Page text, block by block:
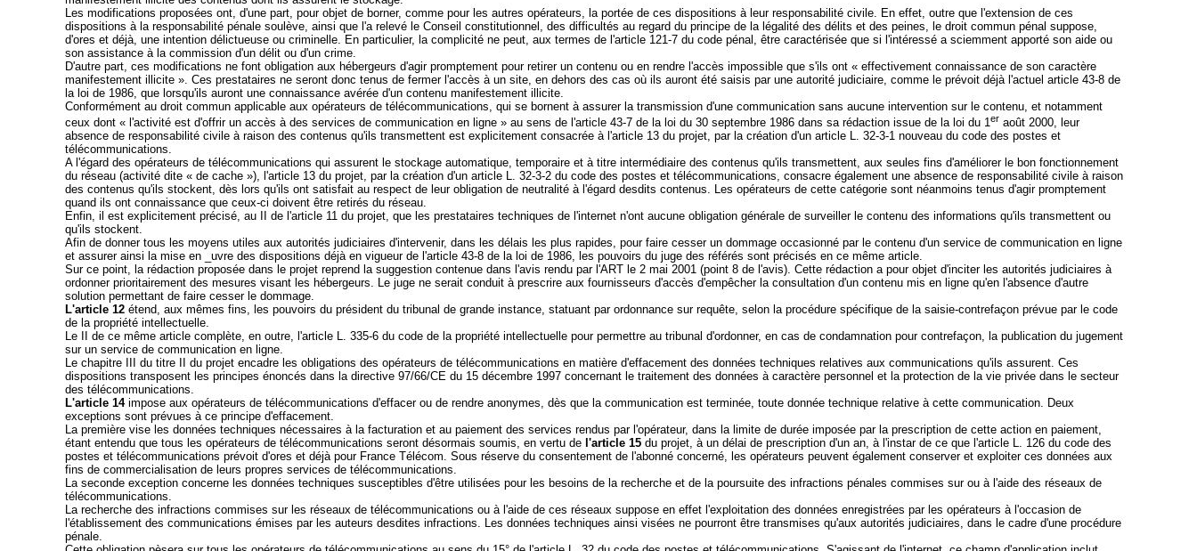
Les modifications proposées ont, d'une part, pour objet de borner, comme pour les autres opérateurs, la portée de ces dispositions à leur responsabilité civile. En effet, outre que l'extension de ces
dispositions à la responsabilité pénale soulève, ainsi que l'a relevé le Conseil constitutionnel, des difficultés au regard du principe de la légalité des délits et des peines, le droit commun pénal suppose,
d'ores et déjà, une intention délictueuse ou criminelle. En particulier, la complicité ne peut, aux termes de l'article 121-7 du code pénal, être caractérisée que si l'intéressé a sciemment apporté son aide ou
son assistance à la commission d'un délit ou d'un crime.
D'autre part, ces modifications ne font obligation aux hébergeurs d'agir promptement pour retirer un contenu ou en rendre l'accès impossible que s'ils ont « effectivement connaissance de son caractère
manifestement illicite ». Ces prestataires ne seront donc tenus de fermer l'accès à un site, en dehors des cas où ils auront été saisis par une autorité judiciaire, comme le prévoit déjà l'actuel article 43-8 de
la loi de 1986, que lorsqu'ils auront une connaissance avérée d'un contenu manifestement illicite.
Conformément au droit commun applicable aux opérateurs de télécommunications, qui se bornent à assurer la transmission d'une communication sans aucune intervention sur le contenu, et notamment
ceux dont « l'activité est d'offrir un accès à des services de communication en ligne » au sens de l'article 43-7 de la loi du 30 septembre 1986 dans sa rédaction issue de la loi du 1er août 2000, leur
absence de responsabilité civile à raison des contenus qu'ils transmettent est explicitement consacrée à l'article 13 du projet, par la création d'un article L. 32-3-1 nouveau du code des postes et
télécommunications.
A l'égard des opérateurs de télécommunications qui assurent le stockage automatique, temporaire et à titre intermédiaire des contenus qu'ils transmettent, aux seules fins d'améliorer le bon fonctionnement
du réseau (activité dite « de cache »), l'article 13 du projet, par la création d'un article L. 32-3-2 du code des postes et télécommunications, consacre également une absence de responsabilité civile à raison
des contenus qu'ils stockent, dès lors qu'ils ont satisfait au respect de leur obligation de neutralité à l'égard desdits contenus. Les opérateurs de cette catégorie sont néanmoins tenus d'agir promptement
quand ils ont connaissance que ceux-ci doivent être retirés du réseau.
Enfin, il est explicitement précisé, au II de l'article 11 du projet, que les prestataires techniques de l'internet n'ont aucune obligation générale de surveiller le contenu des informations qu'ils transmettent ou
qu'ils stockent.
Afin de donner tous les moyens utiles aux autorités judiciaires d'intervenir, dans les délais les plus rapides, pour faire cesser un dommage occasionné par le contenu d'un service de communication en ligne
et assurer ainsi la mise en _uvre des dispositions déjà en vigueur de l'article 43-8 de la loi de 1986, les pouvoirs du juge des référés sont précisés en ce même article.
Sur ce point, la rédaction proposée dans le projet reprend la suggestion contenue dans l'avis rendu par l'ART le 2 mai 2001 (point 8 de l'avis). Cette rédaction a pour objet d'inciter les autorités judiciaires à
ordonner prioritairement des mesures visant les hébergeurs. Le juge ne serait conduit à prescrire aux fournisseurs d'accès d'empêcher la consultation d'un contenu mis en ligne qu'en l'absence d'autre
solution permettant de faire cesser le dommage.
L'article 12étend, aux mêmes fins, les pouvoirs du président du tribunal de grande instance, statuant par ordonnance sur requête, selon la procédure spécifique de la saisie-contrefaçon prévue par le code
de la propriété intellectuelle.
Le II de ce même article complète, en outre, l'article L. 335-6 du code de la propriété intellectuelle pour permettre au tribunal d'ordonner, en cas de condamnation pour contrefaçon, la publication du jugement
sur un service de communication en ligne.
Le chapitre III du titre II du projet encadre les obligations des opérateurs de télécommunications en matière d'effacement des données techniques relatives aux communications qu'ils assurent. Ces
dispositions transposent les principes énoncés dans la directive 97/66/CE du 15 décembre 1997 concernant le traitement des données à caractère personnel et la protection de la vie privée dans le secteur
des télécommunications.
L'article 14 impose aux opérateurs de télécommunications d'effacer ou de rendre anonymes, dès que la communication est terminée, toute donnée technique relative à cette communication. Deux
exceptions sont prévues à ce principe d'effacement.
La première vise les données techniques nécessaires à la facturation et au paiement des services rendus par l'opérateur, dans la limite de durée imposée par la prescription de cette action en paiement,
étant entendu que tous les opérateurs de télécommunications seront désormais soumis, en vertu del'article 15du projet, à un délai de prescription d'un an, à l'instar de ce que l'article L. 126 du code des
postes et télécommunications prévoit d'ores et déjà pour France Télécom. Sous réserve du consentement de l'abonné concerné, les opérateurs peuvent également conserver et exploiter ces données aux
fins de commercialisation de leurs propres services de télécommunications.
La seconde exception concerne les données techniques susceptibles d'être utilisées pour les besoins de la recherche et de la poursuite des infractions pénales commises sur ou à l'aide des réseaux de
télécommunications.
La recherche des infractions commises sur les réseaux de télécommunications ou à l'aide de ces réseaux suppose en effet l'exploitation des données enregistrées par les opérateurs à l'occasion de
l'établissement des communications émises par les auteurs desdites infractions. Les données techniques ainsi visées ne pourront être transmises qu'aux autorités judiciaires, dans le cadre d'une procédure
pénale.